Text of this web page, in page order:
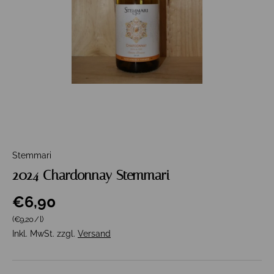
Stemmari
2024 Chardonnay Stemmari
€6,90
Grundpreis
(€9,20/l)
Inkl. MwSt. zzgl. Versand